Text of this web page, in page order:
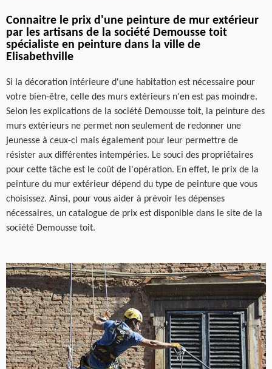
Connaitre le prix d'une peinture de mur extérieur
par les artisans de la société Demousse toit
spécialiste en peinture dans la ville de
Elisabethville
Si la décoration intérieure d'une habitation est nécessaire pour
votre bien-être, celle des murs extérieurs n'en est pas moindre.
Selon les explications de la société Demousse toit, la peinture des
murs extérieurs ne permet non seulement de redonner une
jeunesse à ceux-ci mais également pour leur permettre de
résister aux différentes intempéries. Le souci des propriétaires
pour cette tâche est le coût de l'opération. En effet, le prix de la
peinture du mur extérieur dépend du type de peinture que vous
choisissez. Ainsi, pour vous aider à prévoir les dépenses
nécessaires, un catalogue de prix est disponible dans le site de la
société Demousse toit.